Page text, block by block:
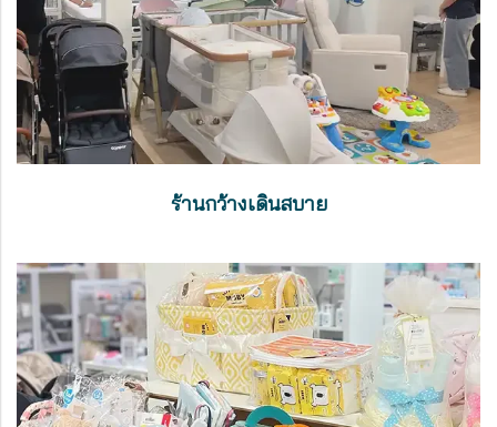
ร้านกว้างเดินสบาย